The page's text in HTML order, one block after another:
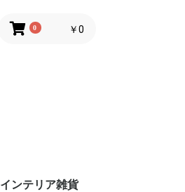
0 ￥0
インテリア雑貨